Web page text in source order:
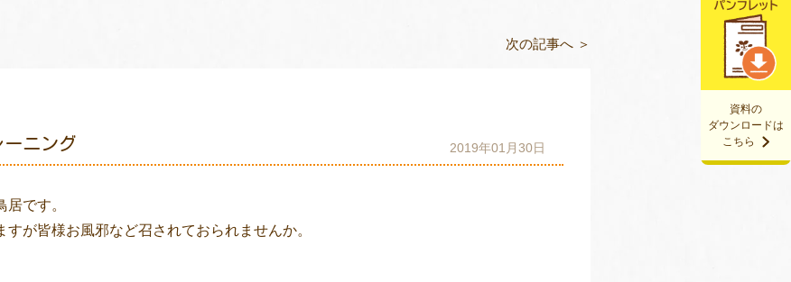
資料の
ダウンロードは
こちら
次の記事へ ＞
ーニング 2019年01月30日
です。
すが皆様お風邪など召されておられませんか。